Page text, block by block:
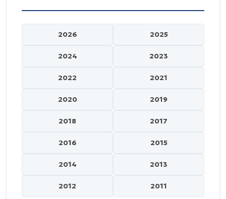
2026 2025
2024 2023
2022 2021
2020 2019
2018 2017
2016 2015
2014 2013
2012 2011